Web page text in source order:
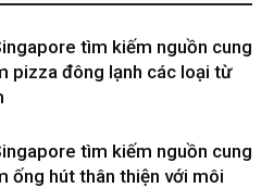
tìm kiếm nguồn cung
pizza đông lạnh các loại từ
tìm kiếm nguồn cung
ống hút thân thiện với môi